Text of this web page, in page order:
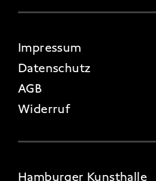
FOOTER 4
Impressum
Datenschutz
AGB
Widerruf
Hamburger Kunsthalle